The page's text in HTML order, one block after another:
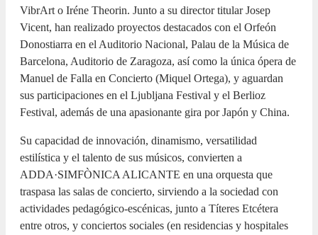
VibrArt o Iréne Theorin. Junto a su director titular Josep
Vicent, han realizado proyectos destacados con el Orfeón
Donostiarra en el Auditorio Nacional, Palau de la Música de
Barcelona, Auditorio de Zaragoza, así como la única ópera de
Manuel de Falla en Concierto (Miquel Ortega), y aguardan
sus participaciones en el Ljubljana Festival y el Berlioz
Festival, además de una apasionante gira por Japón y China.
Su capacidad de innovación, dinamismo, versatilidad
estilística y el talento de sus músicos, convierten a
ADDA·SIMFÒNICA ALICANTE en una orquesta que
traspasa las salas de concierto, sirviendo a la sociedad con
actividades pedagógico-escénicas, junto a Títeres Etcétera
entre otros, y conciertos sociales (en residencias y hospitales